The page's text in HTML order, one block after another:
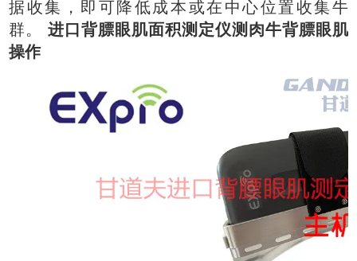
据收集，即可降低成本或在中心位置收集牛
群。进口背膘眼肌面积测定仪测肉牛背膘眼肌
操作